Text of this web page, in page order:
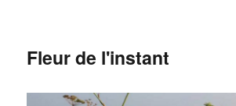
Fleur de l'instant